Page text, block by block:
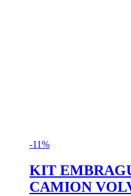
-11%
KIT
CAMION